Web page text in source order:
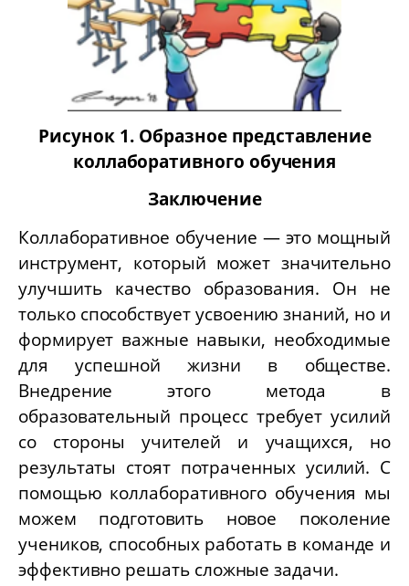
Рисунок 1. Образное представление
коллаборативного обучения
Заключение
Коллаборативное обучение — это мощный
инструмент, который может значительно
улучшить качество образования. Он не
только способствует усвоению знаний, но и
формирует важные навыки, необходимые
для успешной жизни в обществе.
Внедрение этого метода в
образовательный процесс требует усилий
со стороны учителей и учащихся, но
результаты стоят потраченных усилий. С
помощью коллаборативного обучения мы
можем подготовить новое поколение
учеников, способных работать в команде и
эффективно решать сложные задачи.